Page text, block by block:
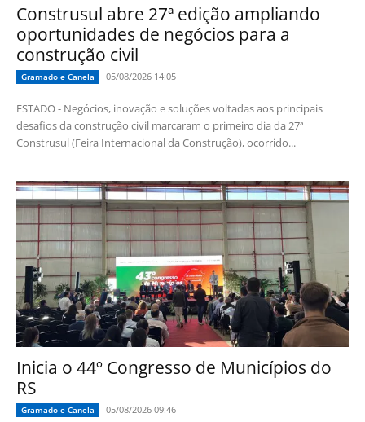
Construsul abre 27ª edição ampliando
oportunidades de negócios para a
construção civil
Gramado e Canela 05/08/2026 14:05
ESTADO - Negócios, inovação e soluções voltadas aos principais
desafios da construção civil marcaram o primeiro dia da 27ª
Construsul (Feira Internacional da Construção), ocorrido...
Inicia o 44º Congresso de Municípios do
RS
Gramado e Canela 05/08/2026 09:46